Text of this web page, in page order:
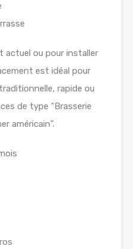
actuel ou pour installer
est idéal pour
rapide ou
de type “Brasserie
américain”.